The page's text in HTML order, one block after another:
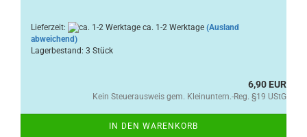
Lieferzeit: ca. 1-2 Werktage (Ausland
abweichend)
Lagerbestand: 3 Stück
6,90 EUR
Kein Steuerausweis gem. Kleinuntern.-Reg. §19 UStG
IN DEN WARENKORB